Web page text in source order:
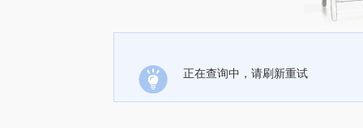
正在查询中，请刷新重试